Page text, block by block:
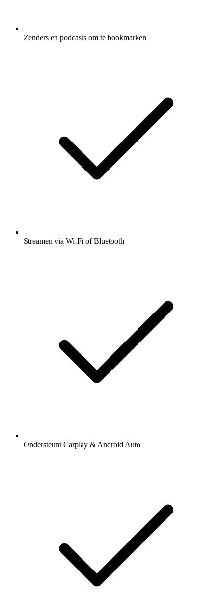
Zenders en podcasts om te bookmarken
Streamen via Wi-Fi of Bluetooth
Ondersteunt Carplay & Android Auto